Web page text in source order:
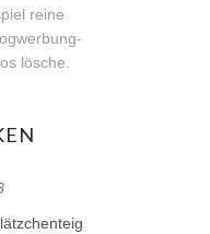
reine
lösche.